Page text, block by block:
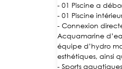
- 01 Piscine a
- 01 Piscine
- Connexion
Acquamarine
équipe d’hydro
esthétiques, ainsi
- Sports